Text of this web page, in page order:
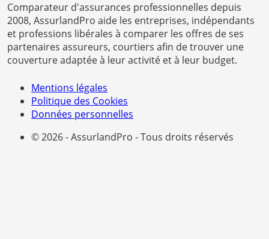
Comparateur d'assurances professionnelles depuis
2008, AssurlandPro aide les entreprises, indépendants
et professions libérales à comparer les offres de ses
partenaires assureurs, courtiers afin de trouver une
couverture adaptée à leur activité et à leur budget.
Mentions légales
Politique des Cookies
Données personnelles
© 2026 - AssurlandPro - Tous droits réservés